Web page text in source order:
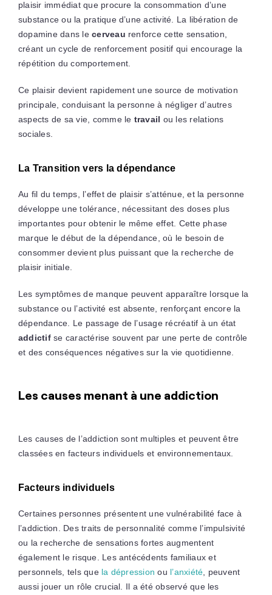
plaisir immédiat que procure la consommation d’une
substance ou la pratique d’une activité. La libération de
dopamine dans lecerveau renforce cette sensation,
créant un cycle de renforcement positif qui encourage la
répétition du comportement.
Ce plaisir devient rapidement une source de motivation
principale, conduisant la personne à négliger d’autres
aspects de sa vie, comme le travail ou les relations
sociales.
La Transition vers la dépendance
Au fil du temps, l’effet de plaisir s’atténue, et la personne
développe une tolérance, nécessitant des doses plus
importantes pour obtenir le même effet. Cette phase
marque le début de la dépendance, où le besoin de
consommer devient plus puissant que la recherche de
plaisir initiale.
Les symptômes de manque peuvent apparaître lorsque la
substance ou l’activité est absente, renforçant encore la
dépendance. Le passage de l’usage récréatif à un état
addictifse caractérise souvent par une perte de contrôle
et des conséquences négatives sur la vie quotidienne.
Les causes menant à une addiction
Les causes de l’addiction sont multiples et peuvent être
classées en facteurs individuels et environnementaux.
Facteurs individuels
Certaines personnes présentent une vulnérabilité face à
l’addiction. Des traits de personnalité comme l’impulsivité
ou la recherche de sensations fortes augmentent
également le risque. Les antécédents familiaux et
personnels, tels que la dépression ou l’anxiété , peuvent
aussi jouer un rôle crucial. Il a été observé que les